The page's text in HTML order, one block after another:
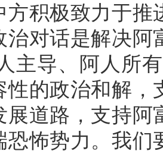
极致力于推
治对话是解决阿
主导、阿人所
性的政治和解，
展道路，支持阿
恐怖势力。我们